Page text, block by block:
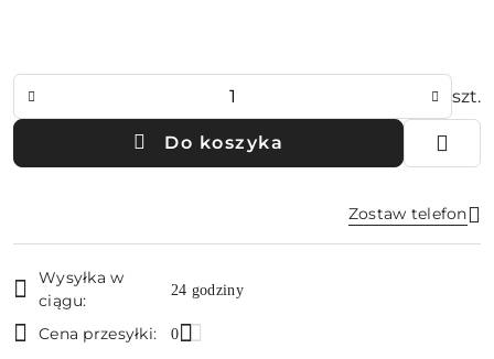
szt.
Do koszyka
Zostaw telefon
i
dostawa
Wysyłka w
ciągu:
24 godziny
Cena przesyłki: 0